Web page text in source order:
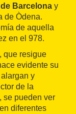
Barcelona y
de Òdena.
de aquella
en el 978.
que resigue
evidente su
y
de la
se pueden ver
diferentes